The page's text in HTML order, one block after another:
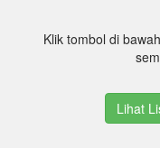
Klik tombol di
Lihat